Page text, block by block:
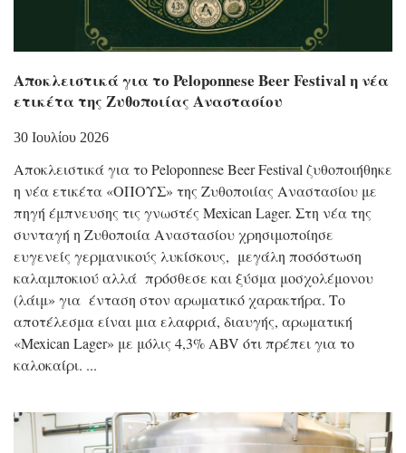
Αποκλειστικά για το Peloponnese Beer Festival η νέα
ετικέτα της Ζυθοποιίας Αναστασίου
30 Ιουλίου 2026
Αποκλειστικά για το Peloponnese Beer Festival ζυθοποιήθηκε
η νέα ετικέτα «ΟΠΟΥΣ» της Ζυθοποιίας Αναστασίου με
πηγή έμπνευσης τις γνωστές Mexican Lager. Στη νέα της
συνταγή η Ζυθοποιία Αναστασίου χρησιμοποίησε
ευγενείς γερμανικούς λυκίσκους, μεγάλη ποσόστωση
καλαμποκιού αλλά πρόσθεσε και ξύσμα μοσχολέμονου
(λάιμ» για ένταση στον αρωματικό χαρακτήρα. Το
αποτέλεσμα είναι μια ελαφριά, διαυγής, αρωματική
«Mexican Lager» με μόλις 4,3% ABV ότι πρέπει για το
καλοκαίρι.